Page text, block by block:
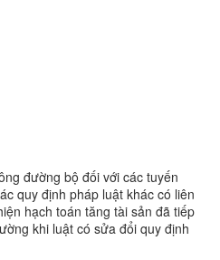
đường bộ đối với các tuyến
quy định pháp luật khác có liên
hạch toán tăng tài sản đã tiếp
khi luật có sửa đổi quy định